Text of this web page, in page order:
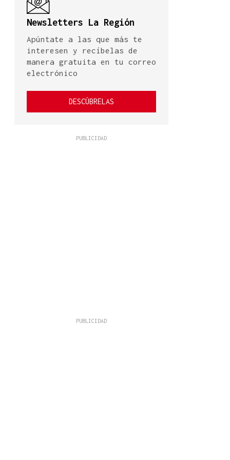
Newsletters La Región
Apúntate a las que más te
interesen y recíbelas de
manera gratuita en tu correo
electrónico
DESCÚBRELAS